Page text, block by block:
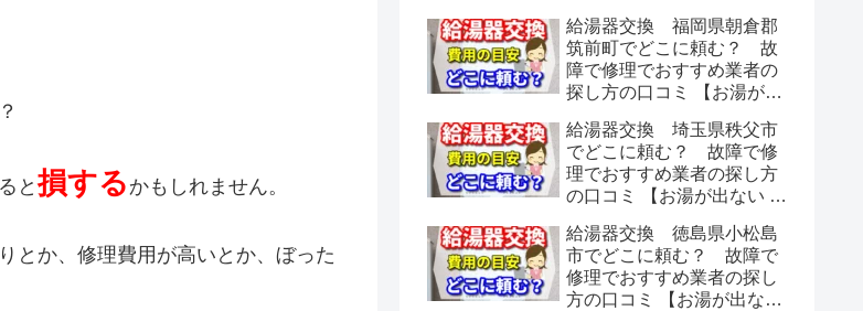
と損する かもしれません。
とか、修理費用が高いとか、ぼった
給湯器交換 福岡県朝倉郡
筑前町でどこに頼む？ 故
障で修理でおすすめ業者の
探し方の口コミ 【お湯が出
給湯器交換 埼玉県秩父市
でどこに頼む？ 故障で修
理でおすすめ業者の探し方
の口コミ 【お湯が出ない 水
給湯器交換 徳島県小松島
市でどこに頼む？ 故障で
修理でおすすめ業者の探し
方の口コミ 【お湯が出ない